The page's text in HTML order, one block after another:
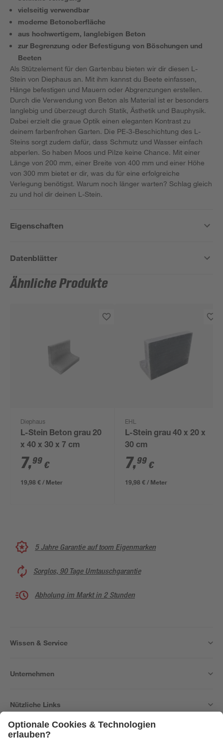
vielseitig verwendbar
moderne Betonoberfläche
aus hochwertigem, langlebigen Beton
zur Begrenzung oder Befestigung von Böschungen und
Beeten
Als Stützelement für den Gartenbau bieten wir dir diesen L-
Stein von Diephaus an. Mit ihm kannst du Beete einfassen,
Hänge befestigen und Mauern oder Abgrenzungen erstellen.
Durch die Verwendung von Beton als Material ist er besonders
langlebig und überzeugt durch Statik, Ästhetik und Bauphysik.
Dabei erzielt die graue Optik einen eleganten Kontrast zu
deinem farbenfrohen Garten. Die PE-3-Beschichtung des L-
Steins sorgt zudem dafür, dass Schmutz und Wasser einfach
abperlen. So haben Moos und Pilze keine Chance. Mit einer
Länge von 200 mm, einer Breite von 400 mm und einer Höhe
von 300 mm bietet er dir, was du für eine erfolgreiche
Verlegung benötigst. Warum noch länger warten? Schlag gleich
zu und hol dir deinen L-Stein.
Eigenschaften
Datenblätter
Ähnliche Produkte
Diephaus
L-Stein Beton grau 20
x 40 x 30 x 7 cm
7,99 €
19,98 € / Meter
EHL
L-Stein grau 40 x 20 x
30 cm
7,99 €
19,98 € / Meter
5 Jahre Garantie auf toom Eigenmarken
Sorglos, 90 Tage Umtauschgarantie
Abholung im Markt in 2 Stunden
Wissen & Service
Unternehmen
Nützliche Links